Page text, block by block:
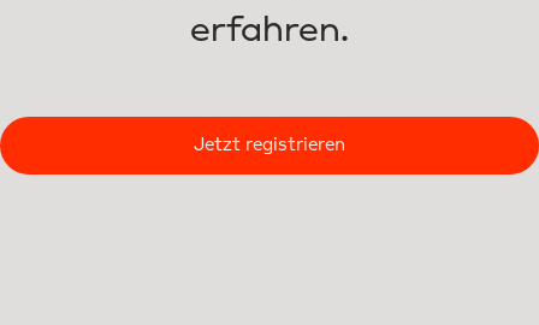
erfahren.
Jetzt registrieren